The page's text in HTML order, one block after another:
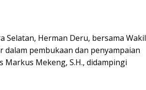
Selatan, Herman Deru, bersama Wakil
pembukaan dan penyampaian
Markus Mekeng, S.H., didampingi